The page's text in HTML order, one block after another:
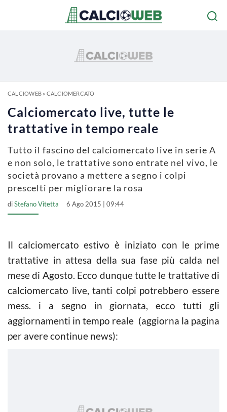
CALCIOWEB» CALCIOMERCATO
Calciomercato live, tutte le
trattative in tempo reale
Tutto il fascino del calciomercato live in serie A
e non solo, le trattative sono entrate nel vivo, le
società provano a mettere a segno i colpi
prescelti per migliorare la rosa
diStefano Vitetta 6 Ago 2015 | 09:44
Il calciomercato estivo è iniziato con le prime
trattative in attesa della sua fase più calda nel
mese di Agosto. Ecco dunque tutte le trattative di
calciomercato live, tanti colpi potrebbero essere
mess. i a segno in giornata, ecco tutti gli
aggiornamenti in tempo reale (aggiorna la pagina
per avere continue news):